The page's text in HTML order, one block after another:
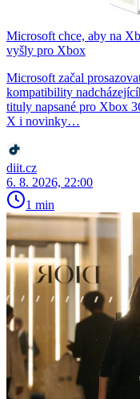
Microsoft chce, aby na
vyšly pro Xbox
Microsoft začal
kompatibility
tituly napsané pro Xbox
X i novinky…
diit.cz
6. 8. 2026, 22:00
1 min